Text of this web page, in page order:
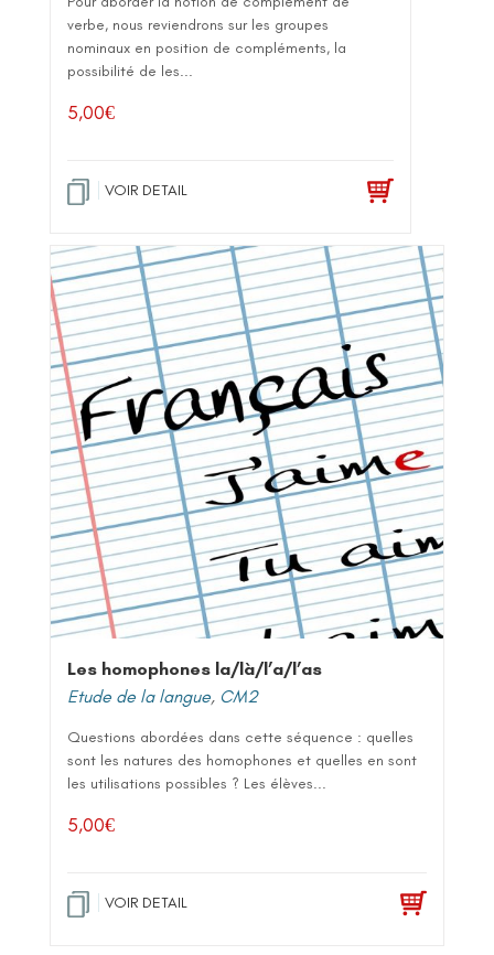
verbe, nous reviendrons sur les groupes
nominaux en position de compléments, la
possibilité de les...
5,00€
VOIR DETAIL
Les homophones la/là/l’a/l’as
Etude de la langue, CM2
Questions abordées dans cette séquence : quelles
sont les natures des homophones et quelles en sont
les utilisations possibles ? Les élèves...
5,00€
VOIR DETAIL